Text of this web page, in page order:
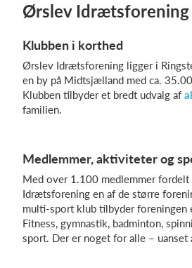
Kalender
Kontingentopkrævning
Hjemmeside
Hvad koster det?
Log på
Ørslev Idrætsforening
Klubben i korthed
Ørslev Idrætsforening ligger i
en by på Midtsjælland med ca.
Klubben tilbyder et bredt udvalg af
familien.
Medlemmer, aktiviteter og
Med over 1.100 medlemmer
Idrætsforening en af de større
multi-sport klub tilbyder foreningen
Fitness, gymnastik, badminton,
sport. Der er noget for alle – uanset